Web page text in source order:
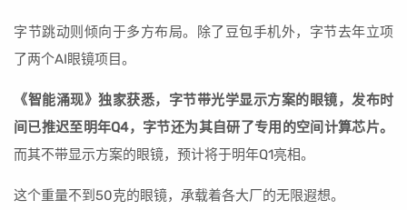
字节跳动则倾向于多方布局。除了豆包手机外，字节去年立项
了两个AI眼镜项目。
《智能涌现》独家获悉，字节带光学显示方案的眼镜，发布时
间已推迟至明年Q4，字节还为其自研了专用的空间计算芯片。
而其不带显示方案的眼镜，预计将于明年Q1亮相。
这个重量不到50克的眼镜，承载着各大厂的无限遐想。